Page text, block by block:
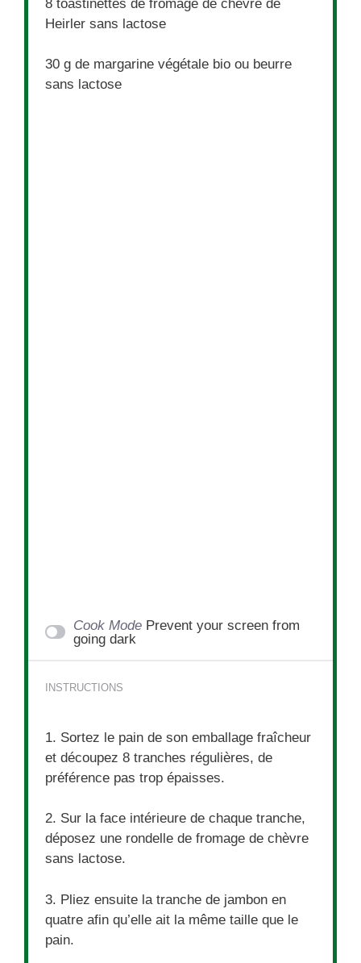
8 toastinettes de fromage de chèvre de
Heirler sans lactose
30 g de margarine végétale bio ou beurre
sans lactose
Cook Mode Prevent your screen from
going dark
INSTRUCTIONS
1. Sortez le pain de son emballage fraîcheur
et découpez 8 tranches régulières, de
préférence pas trop épaisses.
2. Sur la face intérieure de chaque tranche,
déposez une rondelle de fromage de chèvre
sans lactose.
3. Pliez ensuite la tranche de jambon en
quatre afin qu’elle ait la même taille que le
pain.